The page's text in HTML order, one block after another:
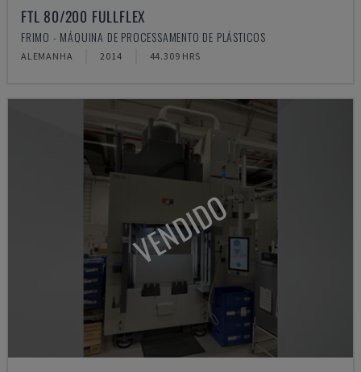
FTL 80/200 FULLFLEX
FRIMO - MÁQUINA DE PROCESSAMENTO DE PLÁSTICOS
ALEMANHA 2014 44.309 HRS
VENDIDO